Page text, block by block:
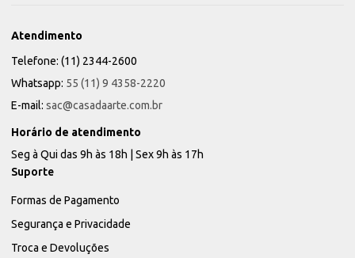
Atendimento
Telefone: (11) 2344-2600
Whatsapp: 55 (11) 9 4358-2220
E-mail: sac@casadaarte.com.br
Horário de atendimento
Seg à Qui das 9h às 18h | Sex 9h às 17h
Suporte
Formas de Pagamento
Segurança e Privacidade
Troca e Devoluções